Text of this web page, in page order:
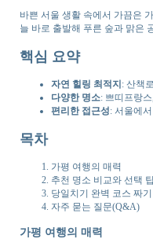
바쁜 서울 생활 속에서 가끔은
늘 바로 출발해 푸른 숲과 맑은
핵심 요약
자연 힐링 최적지: 산책
다양한 명소: 쁘띠프랑
편리한 접근성: 서울에
목차
가평 여행의 매력
추천 명소 비교와 선택 팁
당일치기 완벽 코스 짜기
자주 묻는 질문(Q&A)
가평 여행의 매력